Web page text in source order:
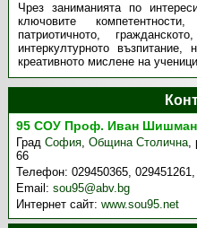
Чрез заниманията по
ключовите
патриотичното,
интеркултурното възпитание,
креативното мислене на
95 СОУ Проф. Иван
ГрадСофия,Община Столична,
66
Телефон:029450365,
Email:sou95@abv.bg
Интернет сайт:www.sou95.net